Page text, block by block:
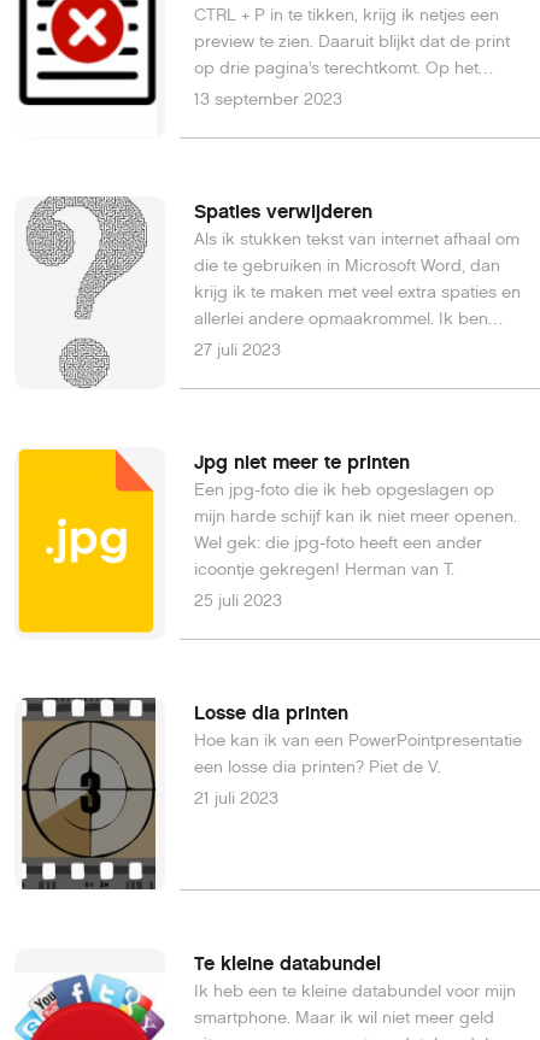
CTRL + P in te tikken, krijg ik netjes een
preview te zien. Daaruit blijkt dat de print
op drie pagina’s terechtkomt. Op het
derde blad komen slechts twee regels te
13 september 2023
Spaties verwijderen
Als ik stukken tekst van internet afhaal om
die te gebruiken in Microsoft Word, dan
krijg ik te maken met veel extra spaties en
allerlei andere opmaakrommel. Ik ben
nogal wat tijd kwijt om dat weer netjes te
27 juli 2023
Jpg niet meer te printen
Een jpg-foto die ik heb opgeslagen op
mijn harde schijf kan ik niet meer openen.
Wel gek: die jpg-foto heeft een ander
icoontje gekregen! Herman van T.
25 juli 2023
Losse dia printen
Hoe kan ik van een PowerPointpresentatie
een losse dia printen? Piet de V.
21 juli 2023
Te kleine databundel
Ik heb een te kleine databundel voor mijn
smartphone. Maar ik wil niet meer geld